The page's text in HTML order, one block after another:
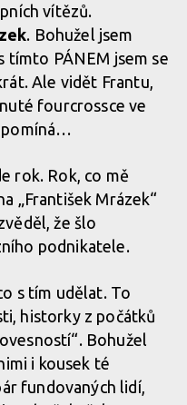
vítězů.
. Bohužel jsem
tímto PÁNEM jsem se
Ale vidět Frantu,
fourcrossce ve
rok. Rok, co mě
„František Mrázek“
že šlo
podnikatele.
s tím udělat. To
historky z počátků
Bohužel
i kousek té
fundovaných lidí,